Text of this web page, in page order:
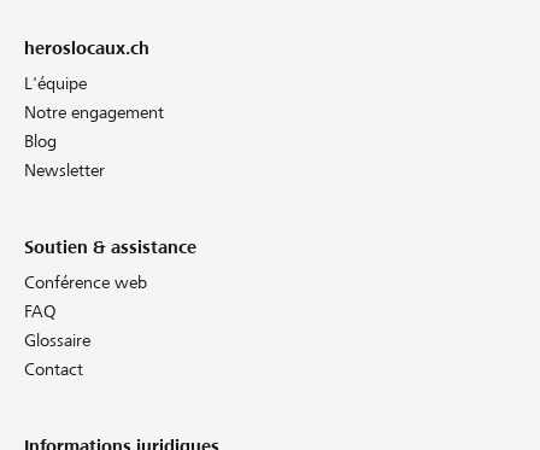
heroslocaux.ch
L'équipe
Notre engagement
Blog
Newsletter
Soutien & assistance
Conférence web
FAQ
Glossaire
Contact
Informations juridiques